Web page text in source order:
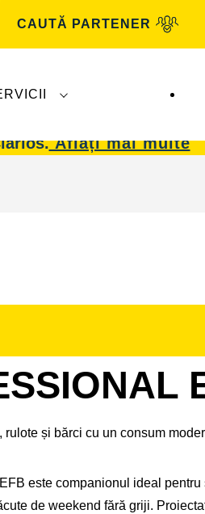
CAUTĂ PARTENER
Aflați mai multe
rulote și bărci cu un consum
este companionul ideal
de weekend fără griji.​